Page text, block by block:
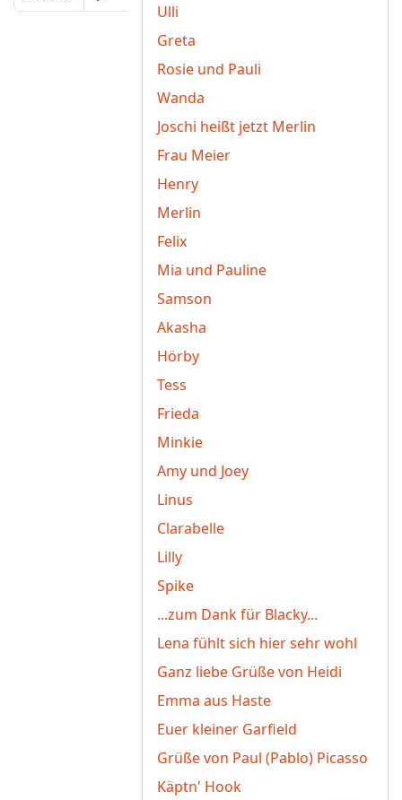
Ulli
Greta
Rosie und Pauli
Wanda
Joschi heißt jetzt Merlin
Frau Meier
Henry
Merlin
Felix
Mia und Pauline
Samson
Akasha
Hörby
Tess
Frieda
Minkie
Amy und Joey
Linus
Clarabelle
Lilly
Spike
...zum Dank für Blacky...
Lena fühlt sich hier sehr wohl
Ganz liebe Grüße von Heidi
Emma aus Haste
Euer kleiner Garfield
Grüße von Paul (Pablo) Picasso
Käptn' Hook